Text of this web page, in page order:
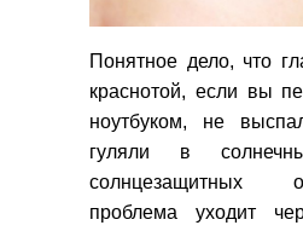
Понятное дело, что
краснотой, если вы
ноутбуком, не
гуляли в
солнцезащитных
проблема уходит